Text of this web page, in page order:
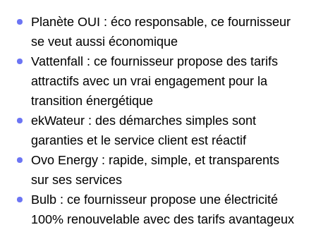
Planète OUI : éco responsable, ce fournisseur
se veut aussi économique
Vattenfall : ce fournisseur propose des tarifs
attractifs avec un vrai engagement pour la
transition énergétique
ekWateur : des démarches simples sont
garanties et le service client est réactif
Ovo Energy : rapide, simple, et transparents
sur ses services
Bulb : ce fournisseur propose une électricité
100% renouvelable avec des tarifs avantageux